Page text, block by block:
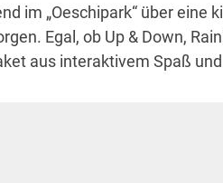
im „Oeschipark“ über
Egal, ob Up & Down,
aus interaktivem Spaß